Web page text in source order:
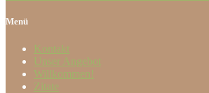
Menü
Kontakt
Unser Angebot
Willkommen!
Zitate